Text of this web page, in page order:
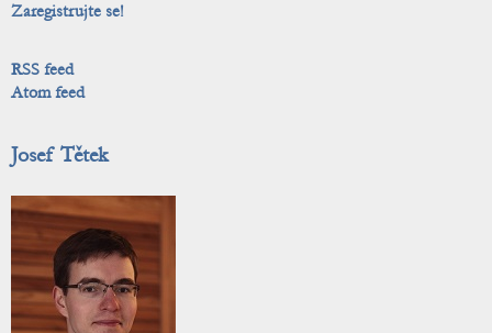
Zaregistrujte se!
RSS feed
Atom feed
Josef Tětek